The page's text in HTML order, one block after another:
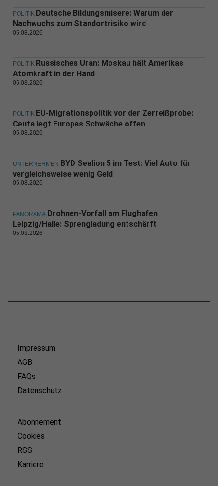
POLITIK Deutsche Bildungsmisere: Warum der
Nachwuchs zum Standortrisiko wird
05.08.2026
POLITIK Russisches Uran: Moskau hält Amerikas
Atomkraft in der Hand
05.08.2026
POLITIK EU-Migrationspolitik vor der Zerreißprobe:
Ceuta legt Europas Schwäche offen
05.08.2026
UNTERNEHMEN BYD Sealion 5 im Test: Viel Auto für
vergleichsweise wenig Geld
05.08.2026
PANORAMA Drohnen-Vorfall am Flughafen
Leipzig/Halle: Sprengladung entschärft
05.08.2026
Impressum
AGB
FAQs
Datenschutz
Abonnement
Cookies
RSS
Karriere